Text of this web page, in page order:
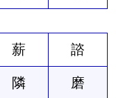
薪 諮
隣 磨